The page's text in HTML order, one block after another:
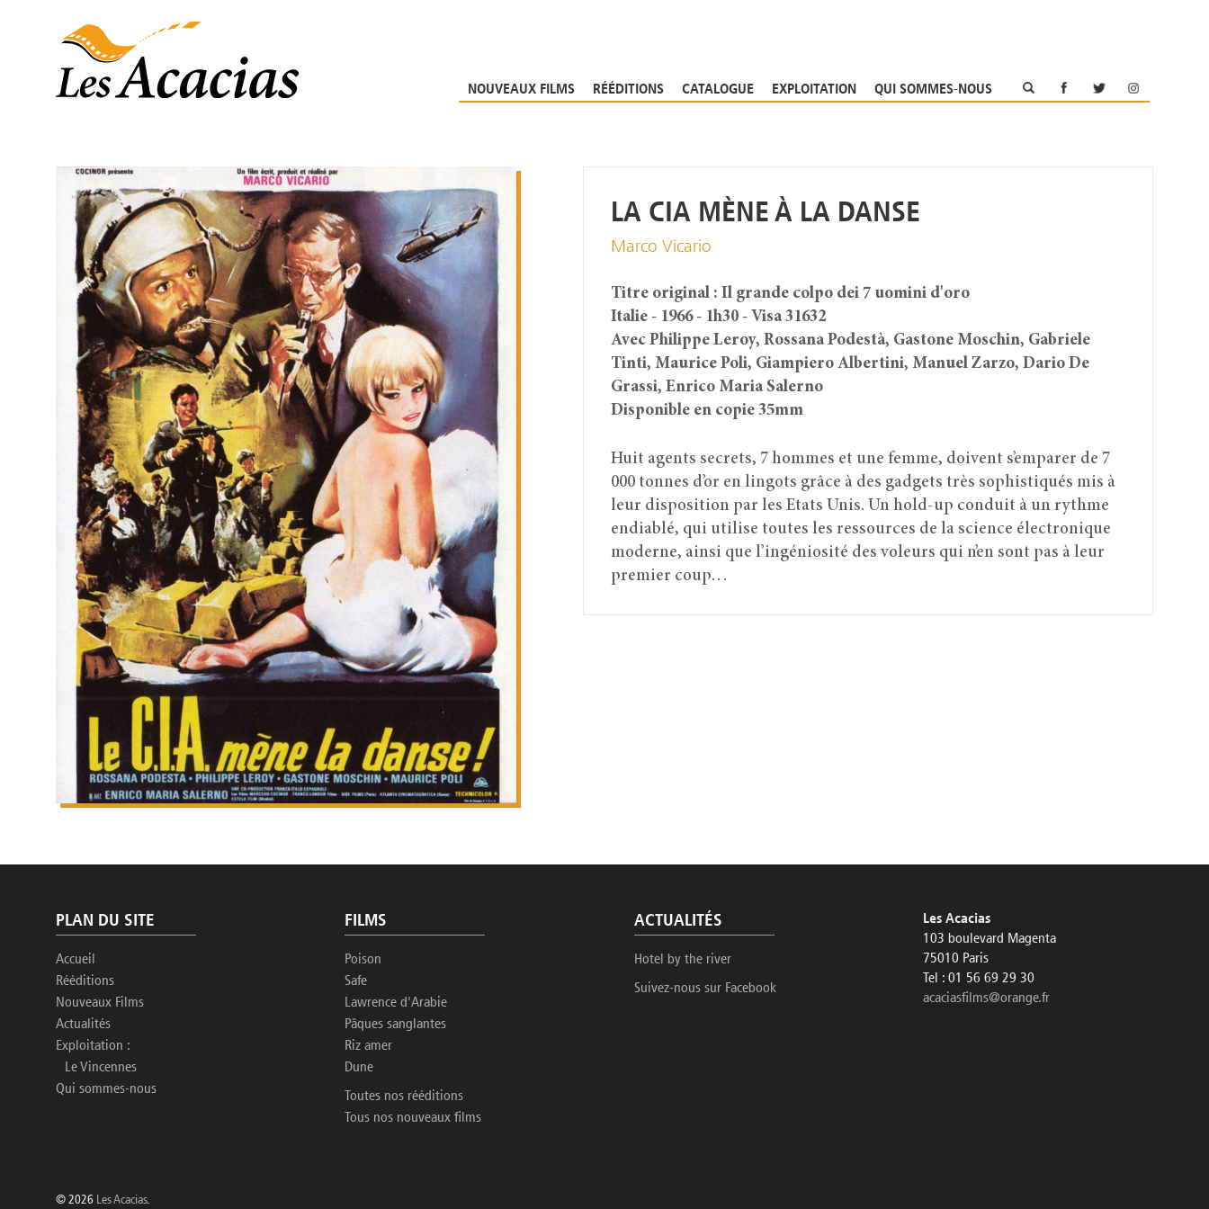
NOUVEAUX FILMS RÉÉDITIONS CATALOGUE EXPLOITATION QUI SOMMES-NOUS
LA CIA MÈNE À LA DANSE
Marco Vicario
Titre original : Il grande colpo dei 7 uomini d'oro
Italie - 1966 - 1h30 - Visa 31632
Avec Philippe Leroy, Rossana Podestà, Gastone Moschin, Gabriele
Tinti, Maurice Poli, Giampiero Albertini, Manuel Zarzo, Dario De
Grassi, Enrico Maria Salerno
Disponible en copie 35mm
Huit agents secrets, 7 hommes et une femme, doivent s’emparer de 7
000 tonnes d’or en lingots grâce à des gadgets très sophistiqués mis à
leur disposition par les Etats Unis. Un hold-up conduit à un rythme
endiablé, qui utilise toutes les ressources de la science électronique
moderne, ainsi que l’ingéniosité des voleurs qui n’en sont pas à leur
premier coup…
PLAN DU SITE
Accueil
Rééditions
Nouveaux Films
Actualités
Exploitation :
Le Vincennes
Qui sommes-nous
FILMS
Poison
Safe
Lawrence d'Arabie
Pâques sanglantes
Riz amer
Dune
Toutes nos rééditions
Tous nos nouveaux films
ACTUALITÉS
Hotel by the river
Suivez-nous sur Facebook
Les Acacias
103 boulevard Magenta
75010 Paris
Tel : 01 56 69 29 30
acaciasfilms@orange.fr
© 2026 Les Acacias.